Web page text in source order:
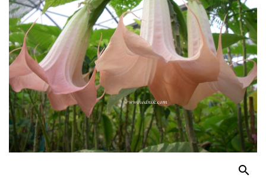
PLANTES
RUSTIQUES
PLANTES
RETOMBANTES
CACTÉES
-
PLANTES
GRASSES
BEGONIAS
DE
search